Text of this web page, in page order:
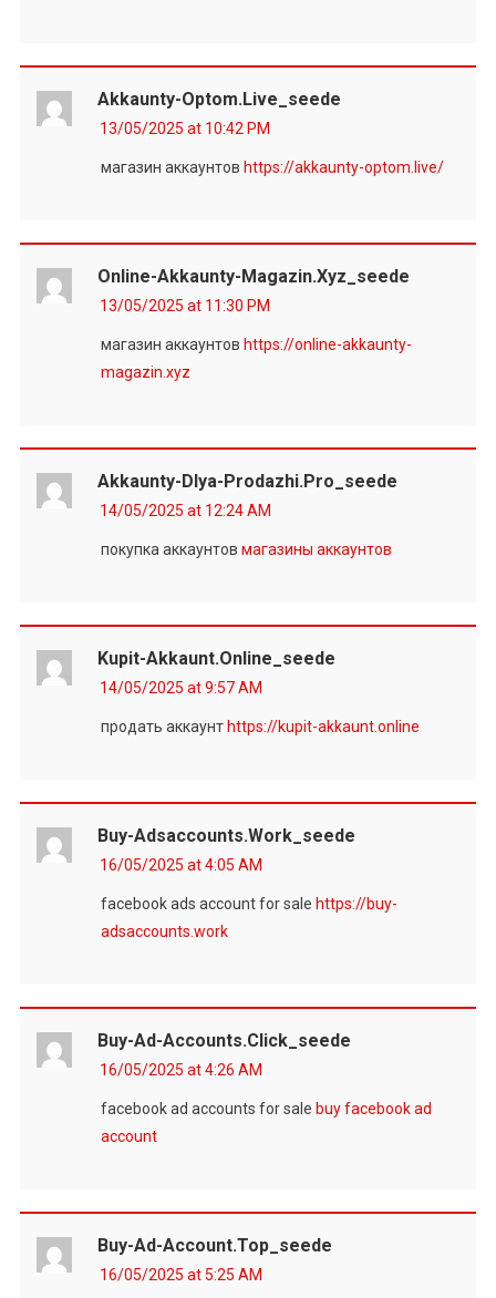
Akkaunty-Optom.live_seede
13/05/2025 at 10:42 PM
магазин аккаунтов https://akkaunty-optom.live/
Online-Akkaunty-Magazin.xyz_seede
13/05/2025 at 11:30 PM
магазин аккаунтов https://online-akkaunty-
magazin.xyz
Akkaunty-Dlya-Prodazhi.pro_seede
14/05/2025 at 12:24 AM
покупка аккаунтов магазины аккаунтов
Kupit-Akkaunt.online_seede
14/05/2025 at 9:57 AM
продать аккаунт https://kupit-akkaunt.online
Buy-Adsaccounts.work_seede
16/05/2025 at 4:05 AM
facebook ads account for sale https://buy-
adsaccounts.work
Buy-Ad-Accounts.click_seede
16/05/2025 at 4:26 AM
facebook ad accounts for sale buy facebook ad
account
Buy-Ad-Account.top_seede
16/05/2025 at 5:25 AM